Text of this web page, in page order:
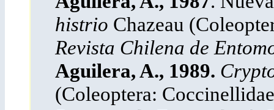
histrio Chazeau
Revista Chilena de
Aguilera, A., 1989.
(Coleoptera: